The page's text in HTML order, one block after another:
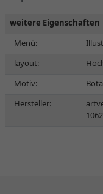
weitere Eigenschaften
Menü:
layout:
Motiv:
Hersteller: